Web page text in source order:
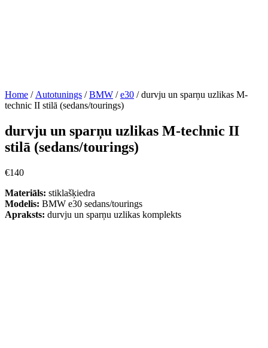
Home / Autotunings /BMW /e30 / durvju un sparņu uzlikas M-
technic II stilā (sedans/tourings)
durvju un sparņu uzlikas M-technic II
stilā (sedans/tourings)
€140
Materiāls: stiklašķiedra
Modelis: BMW e30 sedans/tourings
Apraksts: durvju un sparņu uzlikas komplekts